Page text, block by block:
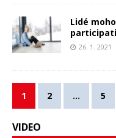
Lidé
26. 1. 2021
1 2 … 5
VIDEO